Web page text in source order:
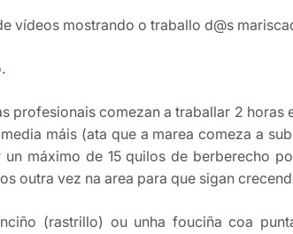
vídeos mostrando o traballo d@s
profesionais comezan a traballar 2 horas
máis (ata que a marea comeza a
máximo de 15 quilos de berberecho
outra vez na area para que sigan
(rastrillo) ou unha fouciña coa